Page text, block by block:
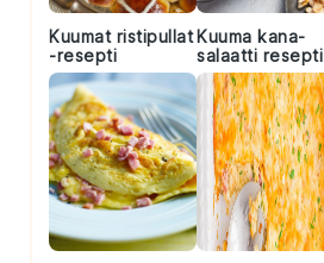
Kuumat ristipullat
-resepti
Kuuma kana-
salaatti resepti